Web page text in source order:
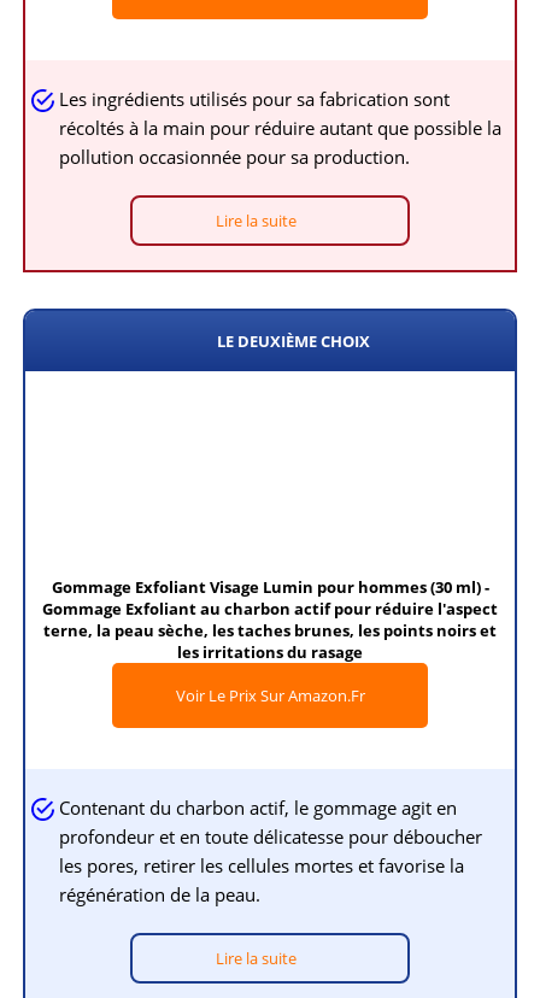
Les ingrédients utilisés pour sa fabrication sont
récoltés à la main pour réduire autant que possible la
pollution occasionnée pour sa production.
Lire la suite
LE DEUXIÈME CHOIX
Gommage Exfoliant Visage Lumin pour hommes (30 ml) -
Gommage Exfoliant au charbon actif pour réduire l'aspect
terne, la peau sèche, les taches brunes, les points noirs et
les irritations du rasage
Voir Le Prix Sur Amazon.fr
Contenant du charbon actif, le gommage agit en
profondeur et en toute délicatesse pour déboucher
les pores, retirer les cellules mortes et favorise la
régénération de la peau.
Lire la suite